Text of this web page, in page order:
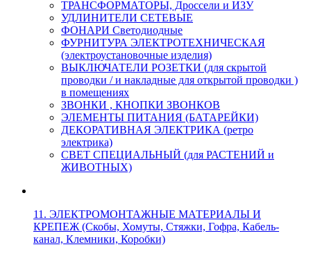
ТРАНСФОРМАТОРЫ, Дроссели и ИЗУ
УДЛИНИТЕЛИ СЕТЕВЫЕ
ФОНАРИ Светодиодные
ФУРНИТУРА ЭЛЕКТРОТЕХНИЧЕСКАЯ
(электроустановочные изделия)
ВЫКЛЮЧАТЕЛИ РОЗЕТКИ (для скрытой
проводки / и накладные для открытой проводки )
в помещениях
ЗВОНКИ , КНОПКИ ЗВОНКОВ
ЭЛЕМЕНТЫ ПИТАНИЯ (БАТАРЕЙКИ)
ДЕКОРАТИВНАЯ ЭЛЕКТРИКА (ретро
электрика)
СВЕТ СПЕЦИАЛЬНЫЙ (для РАСТЕНИЙ и
ЖИВОТНЫХ)
11. ЭЛЕКТРОМОНТАЖНЫЕ МАТЕРИАЛЫ И
КРЕПЕЖ (Скобы, Хомуты, Стяжки, Гофра, Кабель-
канал, Клемники, Коробки)